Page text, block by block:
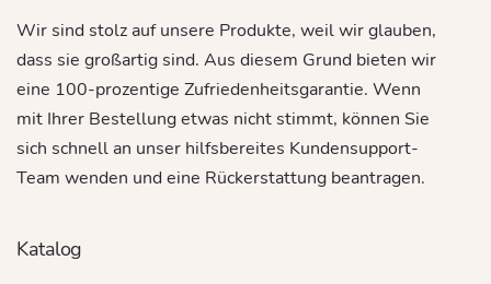
Wir sind stolz auf unsere Produkte, weil wir glauben,
dass sie großartig sind. Aus diesem Grund bieten wir
eine 100-prozentige Zufriedenheitsgarantie. Wenn
mit Ihrer Bestellung etwas nicht stimmt, können Sie
sich schnell an unser hilfsbereites Kundensupport-
Team wenden und eine Rückerstattung beantragen.
Katalog